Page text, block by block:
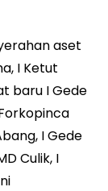
aset
I Ketut
baru I Gede
I Gede
Culik, I